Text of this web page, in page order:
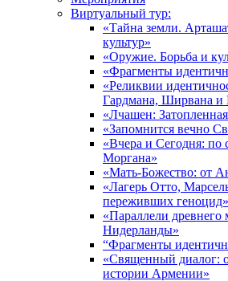
Виртуальный тур:
«Тайна земли.
культур»
«Оружие. Борьба и
«Фрагменты
«Реликвии
Гардмана, Ширвана и
«Лчашен:
«Запомнится вечно
«Вчера и Сегодня: по
Моргана»
«Мать-Божество: от
«Лагерь Отто,
переживших геноцид»
«Параллели
Нидерланды»
“Фрагменты
«Священный диалог:
истории Армении»